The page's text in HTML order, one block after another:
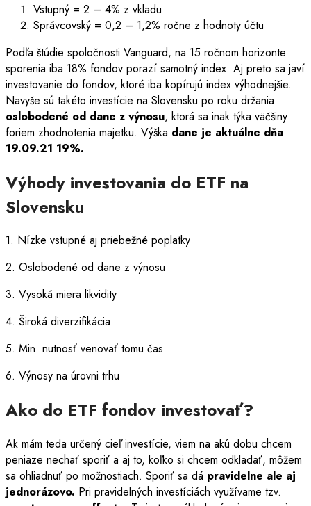
Vstupný = 2 – 4% z vkladu
Správcovský = 0,2 – 1,2% ročne z hodnoty účtu
Podľa štúdie spoločnosti Vanguard, na 15 ročnom horizonte
sporenia iba 18% fondov porazí samotný index. Aj preto sa javí
investovanie do fondov, ktoré iba kopírujú index výhodnejšie.
Navyše sú takéto investície na Slovensku po roku držania
oslobodené od dane z výnosu, ktorá sa inak týka väčšiny
foriem zhodnotenia majetku. Výška dane je aktuálne dňa
19.09.21 19%.
Výhody investovania do ETF na
Slovensku
1. Nízke vstupné aj priebežné poplatky
2. Oslobodené od dane z výnosu
3. Vysoká miera likvidity
4. Široká diverzifikácia
5. Min. nutnosť venovať tomu čas
6. Výnosy na úrovni trhu
Ako do ETF fondov investovať?
Ak mám teda určený cieľ investície, viem na akú dobu chcem
peniaze nechať sporiť a aj to, koľko si chcem odkladať, môžem
sa ohliadnuť po možnostiach. Sporiť sa dá pravidelne ale aj
jednorázovo. Pri pravidelných investíciách využívame tzv.